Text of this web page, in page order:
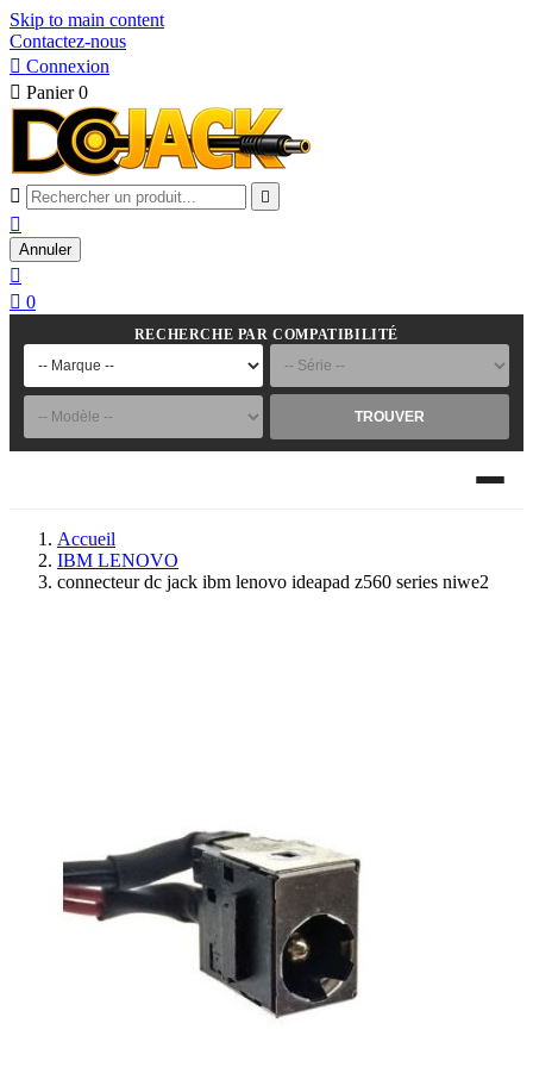
Skip to main content
Contactez-nous
 Connexion
 Panier 0
 

Annuler

 0
RECHERCHE PAR COMPATIBILITÉ
TROUVER
Accueil
IBM LENOVO
connecteur dc jack ibm lenovo ideapad z560 series niwe2